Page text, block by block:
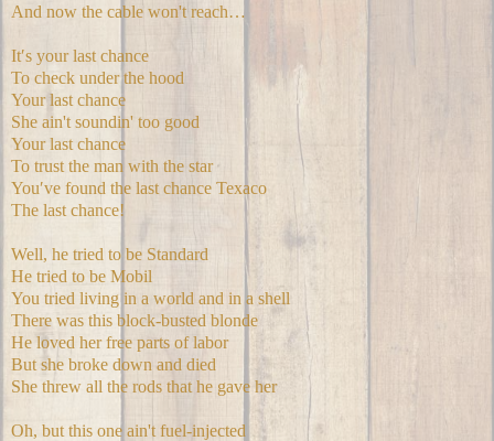
And now the cable won't reach…
It′s your last chance
To check under the hood
Your last chance
She ain't soundin' too good
Your last chance
To trust the man with the star
You′ve found the last chance Texaco
The last chance!
Well, he tried to be Standard
He tried to be Mobil
You tried living in a world and in a shell
There was this block-busted blonde
He loved her free parts of labor
But she broke down and died
She threw all the rods that he gave her
Oh, but this one ain't fuel-injected